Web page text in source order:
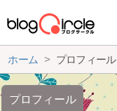
ホーム プロフィール
プロフィール